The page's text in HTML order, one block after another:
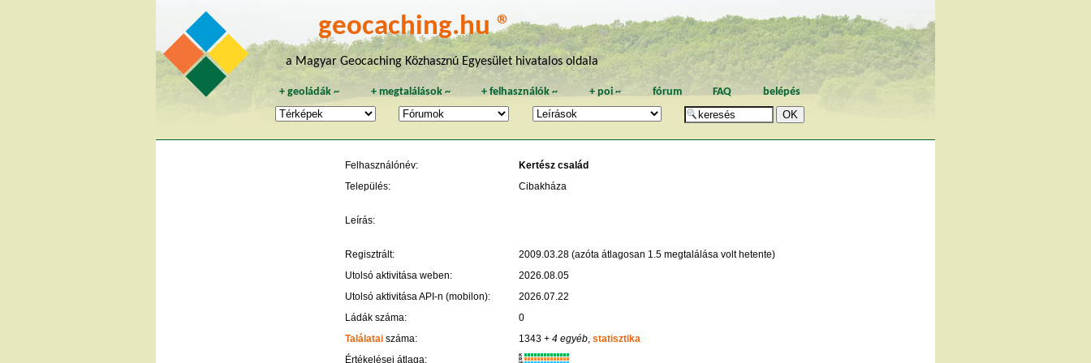
geocaching.hu ®
a Magyar Geocaching Közhasznú Egyesület hivatalos oldala
+geoládák ~ + megtalálások~ +felhasználók ~ + poi~ fórum FAQ belépés
Felhasználónév:
Kertész család
Település:
Cibakháza
Leírás:
Regisztrált:
2009.03.28 (azóta átlagosan 1.5 megtalálása volt hetente)
Utolsó aktivitása weben:
2026.08.05
Utolsó aktivitása API-n (mobilon):
2026.07.22
Ládák száma:
0
Találatai száma: 1343+ 4 egyéb, statisztika
Értékelései átlaga:
K
R